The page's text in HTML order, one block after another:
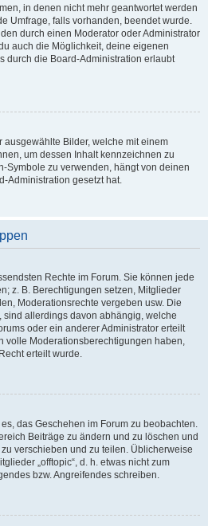
in denen nicht mehr geantwortet werden
Umfrage, falls vorhanden, beendet wurde.
durch einen Moderator oder Administrator
auch die Möglichkeit, deine eigenen
durch die Board-Administration erlaubt
ausgewählte Bilder, welche mit einem
um dessen Inhalt kennzeichnen zu
Symbole zu verwenden, hängt von deinen
Administration gesetzt hat.
Rechte im Forum. Sie können jede
z. B. Berechtigungen setzen, Mitglieder
Moderationsrechte vergeben usw. Die
sind allerdings davon abhängig, welche
oder ein anderer Administrator erteilt
volle Moderationsberechtigungen haben,
erteilt wurde.
das Geschehen im Forum zu beobachten.
Beiträge zu ändern und zu löschen und
verschieben und zu teilen. Üblicherweise
„offtopic“, d. h. etwas nicht zum
bzw. Angreifendes schreiben.